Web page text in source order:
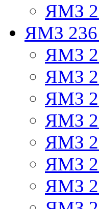
ЯМЗ
ЯМЗ
ЯМЗ
ЯМЗ
ЯМЗ
ЯМЗ
ЯМЗ
ЯМЗ
ЯМЗ